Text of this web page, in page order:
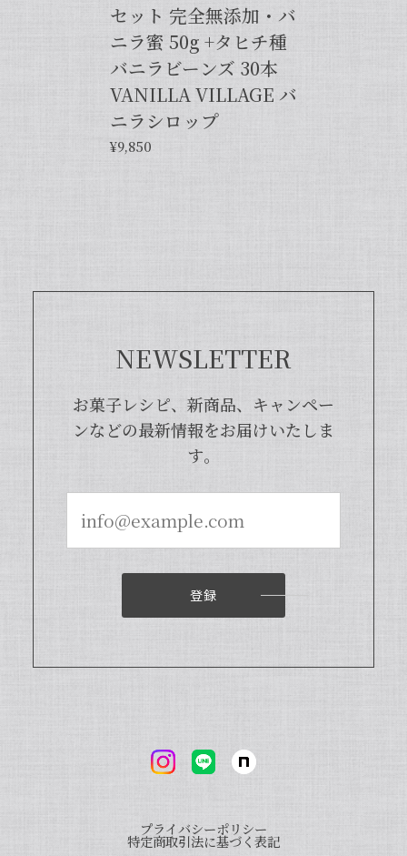
2024/06/14
なバニラエッセンスを仕方なく使っていました。 バ
り、大変嬉しく思います。こちらの商品
富な莢ごとピューレにした商品でござい
まして、バニラビーンズよりお得で、さ
らに使いやすくなった当店オリジナルの
商品となっております。また、「バニラ
ニラピューレを使用した世界中のお菓子
レシピも100種類以上ご紹介しておりま
すので、もしご興味ございましたら、ぜ
ひチェックしてみてくださいませ。また
機会がございましたら、当店をよろしく
お願い申し上げます。
【本数多いほど1本価格がお得！】【ブルボン種Sグレード・バニラビーンズ・20本】
りも良く、あの量でお値段も安くとても使いやすい
いつも当店をご利用いただきまして、誠
にありがとうございます。オリジナルバ
セット 完全無添加・バ
ニラ蜜 50g +タヒチ種
バニラビーンズ 30本
VANILLA VILLAGE バ
ニラシロップ
¥9,850
NEWSLETTER
お菓子レシピ、新商品、キャンペー
ンなどの最新情報をお届けいたしま
す。
登録
プライバシーポリシー
特定商取引法に基づく表記